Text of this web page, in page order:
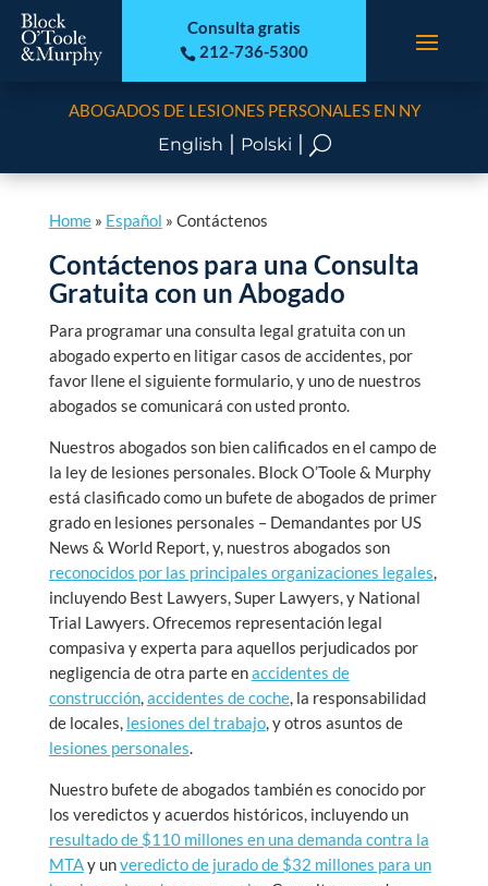
Consulta gratis
 212-736-5300
ABOGADOS DE LESIONES PERSONALES EN NY
English | Polski | U
Home» Español » Contáctenos
Contáctenos para una Consulta
Gratuita con un Abogado
Para programar una consulta legal gratuita con un
abogado experto en litigar casos de accidentes, por
favor llene el siguiente formulario, y uno de nuestros
abogados se comunicará con usted pronto.
Nuestros abogados son bien calificados en el campo de
la ley de lesiones personales. Block O’Toole & Murphy
está clasificado como un bufete de abogados de primer
grado en lesiones personales – Demandantes por US
News & World Report, y, nuestros abogados son
reconocidos por las principales organizaciones legales,
incluyendo Best Lawyers, Super Lawyers, y National
Trial Lawyers. Ofrecemos representación legal
compasiva y experta para aquellos perjudicados por
negligencia de otra parte enaccidentes de
construcción,accidentes de coche, la responsabilidad
de locales, lesiones del trabajo, y otros asuntos de
lesiones personales.
Nuestro bufete de abogados también es conocido por
los veredictos y acuerdos históricos, incluyendo un
resultado de $110 millones en una demanda contra la
MTAy unveredicto de jurado de $32 millones para un